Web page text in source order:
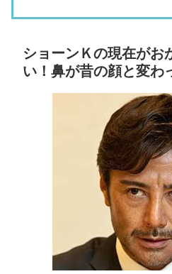
ショーンＫの現在がお
い！鼻が昔の顔と変わ